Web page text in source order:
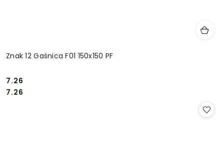
Znak 12 Gaśnica F01 150x150 PF
Cena:
7.26
Cena:
7.26